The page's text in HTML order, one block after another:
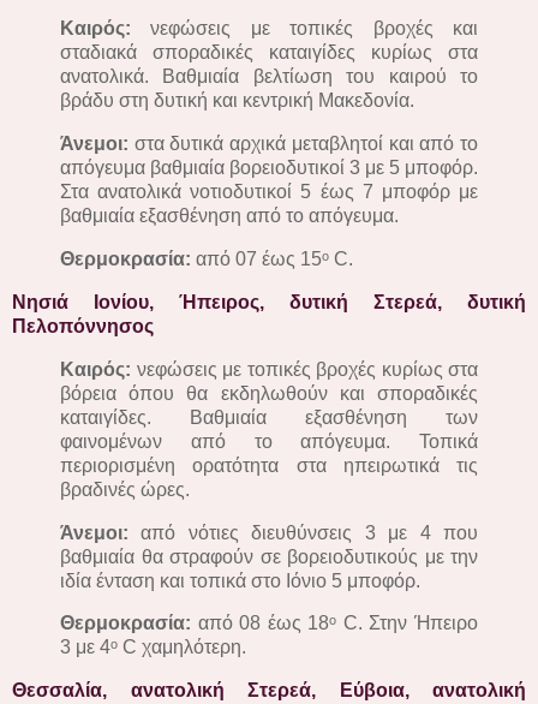
Καιρός: νεφώσεις με τοπικές βροχές και
σταδιακά σποραδικές καταιγίδες κυρίως στα
ανατολικά. Βαθμιαία βελτίωση του καιρού το
βράδυ στη δυτική και κεντρική Μακεδονία.
Άνεμοι: στα δυτικά αρχικά μεταβλητοί και από το
απόγευμα βαθμιαία βορειοδυτικοί 3 με 5 μποφόρ.
Στα ανατολικά νοτιοδυτικοί 5 έως 7 μποφόρ με
βαθμιαία εξασθένηση από το απόγευμα.
Θερμοκρασία: από 07 έως 15ᵒ C.
Νησιά Ιονίου, Ήπειρος, δυτική Στερεά, δυτική
Πελοπόννησος
Καιρός: νεφώσεις με τοπικές βροχές κυρίως στα
βόρεια όπου θα εκδηλωθούν και σποραδικές
καταιγίδες. Βαθμιαία εξασθένηση των
φαινομένων από το απόγευμα. Τοπικά
περιορισμένη ορατότητα στα ηπειρωτικά τις
βραδινές ώρες.
Άνεμοι: από νότιες διευθύνσεις 3 με 4 που
βαθμιαία θα στραφούν σε βορειοδυτικούς με την
ιδία ένταση και τοπικά στο Ιόνιο 5 μποφόρ.
Θερμοκρασία: από 08 έως 18ᵒ C. Στην Ήπειρο
3 με 4ᵒ C χαμηλότερη.
Θεσσαλία, ανατολική Στερεά, Εύβοια, ανατολική